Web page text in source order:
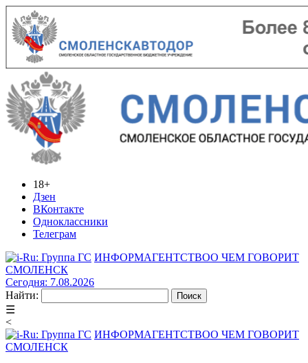
18+
Дзен
ВКонтакте
Одноклассники
Телеграм
ИНФОРМАГЕНТСТВОО ЧЕМ ГОВОРИТ
СМОЛЕНСК
Сегодня: 7.08.2026
Найти:
☰
<
ИНФОРМАГЕНТСТВОО ЧЕМ ГОВОРИТ
СМОЛЕНСК